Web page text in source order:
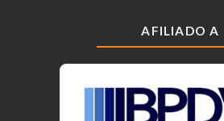
AFILIADO A